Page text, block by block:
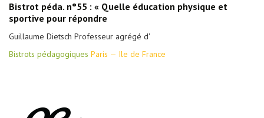
Bistrot péda. n°55 : « Quelle éducation physique et
sportive pour répondre
Guillaume Dietsch Professeur agrégé d'
Bistrots pédagogiques Paris — Ile de France